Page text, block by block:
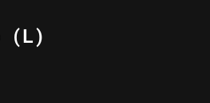
(L)